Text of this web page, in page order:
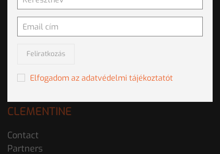
Statistics
Network Visualization
Text Analytics
Business applications
CLEMENTINE
Contact
Partners
Feliratkozás
Elfogadom az adatvédelmi tájékoztatót